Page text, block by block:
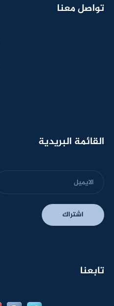
تواصل معنا
القائمة البريدية
تابعنا